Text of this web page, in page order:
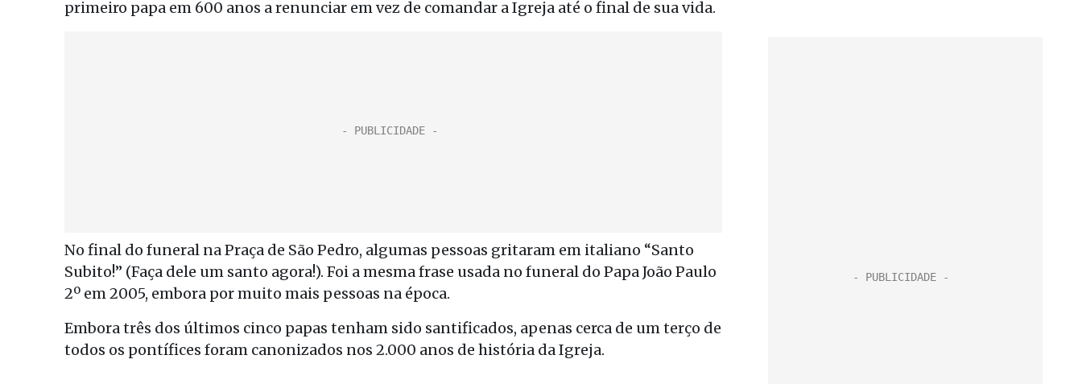
primeiro papa em 600 anos a renunciar em vez de comandar a Igreja até o final de sua vida.
No final do funeral na Praça de São Pedro, algumas pessoas gritaram em italiano “Santo
Subito!” (Faça dele um santo agora!). Foi a mesma frase usada no funeral do Papa João Paulo
2º em 2005, embora por muito mais pessoas na época.
Embora três dos últimos cinco papas tenham sido santificados, apenas cerca de um terço de
todos os pontífices foram canonizados nos 2.000 anos de história da Igreja.